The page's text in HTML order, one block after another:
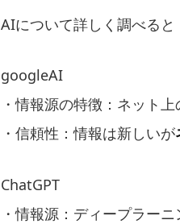
AIについて詳しく調べると
googleAI
・情報源の特徴：ネット
・信頼性：情報は新しいが
ChatGPT
・情報源：ディープラー